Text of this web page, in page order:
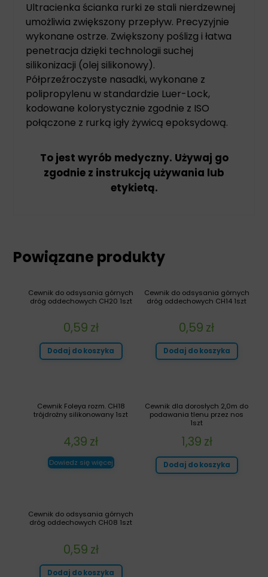
Ultracienka ścianka rurki ze stali nierdzewnej
umożliwia zwiększony przepływ. Precyzyjnie
wykonane ostrze. Zwiększony poślizg i łatwa
penetracja dzięki technologii suchej
silikonizacji (olej silikonowy).
Półprzeźroczyste nasadki, wykonane z
polipropylenu w standardzie Luer-Lock,
kodowane kolorystycznie zgodnie z ISO
połączone z rurką igły żywicą epoksydową.
To jest wyrób medyczny. Używaj go
zgodnie z instrukcją używania lub
etykietą.
Powiązane produkty
Cewnik do odsysania górnych
dróg oddechowych CH14 1szt
0,59 zł
Dodaj do koszyka
Cewnik do odsysania górnych
dróg oddechowych CH20 1szt
0,59 zł
Dodaj do koszyka
Cewnik dla dorosłych 2,0m do
podawania tlenu przez nos
1szt
1,39 zł
Dodaj do koszyka
Cewnik Foleya rozm. CH18
trójdrożny silikonowany 1szt
4,39 zł
Dowiedz się więcej
Cewnik do odsysania górnych
dróg oddechowych CH08 1szt
0,59 zł
Dodaj do koszyka